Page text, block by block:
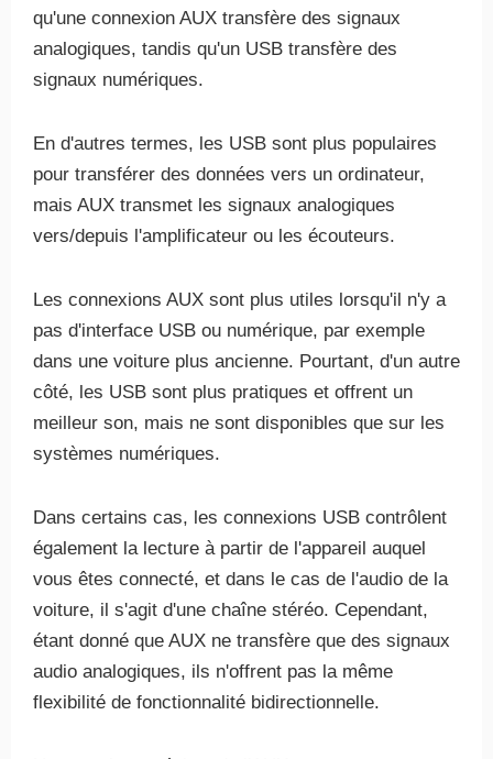
qu'une connexion AUX transfère des signaux
analogiques, tandis qu'un USB transfère des
signaux numériques.
En d'autres termes, les USB sont plus populaires
pour transférer des données vers un ordinateur,
mais AUX transmet les signaux analogiques
vers/depuis l'amplificateur ou les écouteurs.
Les connexions AUX sont plus utiles lorsqu'il n'y a
pas d'interface USB ou numérique, par exemple
dans une voiture plus ancienne. Pourtant, d'un autre
côté, les USB sont plus pratiques et offrent un
meilleur son, mais ne sont disponibles que sur les
systèmes numériques.
Dans certains cas, les connexions USB contrôlent
également la lecture à partir de l'appareil auquel
vous êtes connecté, et dans le cas de l'audio de la
voiture, il s'agit d'une chaîne stéréo. Cependant,
étant donné que AUX ne transfère que des signaux
audio analogiques, ils n'offrent pas la même
flexibilité de fonctionnalité bidirectionnelle.